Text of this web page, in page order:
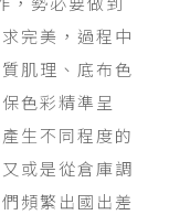
勢必要做到
完美，過程中
肌理、底布色
色彩精準呈
生不同程度的
或是從倉庫調
頻繁出國出差